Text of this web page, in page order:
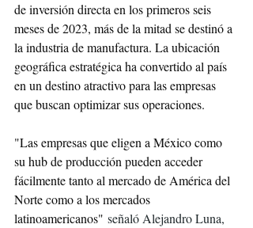
de inversión directa en los primeros seis
meses de 2023, más de la mitad se destinó a
la industria de manufactura. La ubicación
geográfica estratégica ha convertido al país
en un destino atractivo para las empresas
que buscan optimizar sus operaciones.
"Las empresas que eligen a México como
su hub de producción pueden acceder
fácilmente tanto al mercado de América del
Norte como a los mercados
latinoamericanos" señaló Alejandro Luna,